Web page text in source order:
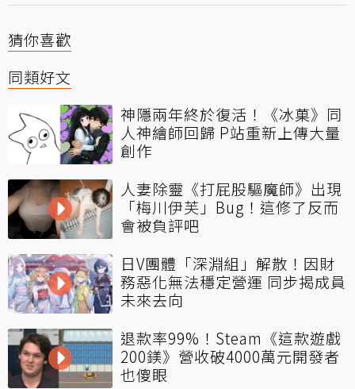
猜你喜歡
同類好文
神隱兩年終於復活！《冰菓》同
人神繪師回歸 P站重新上傳大量
創作
人妻除靈《打屁股驅魔師》出現
「梅川伊芙」Bug！這修了反而
會被負評吧
日V團體「深淵組」解散！因財
務惡化無法穩定營運 同步揭成員
未來去向
退款率99%！Steam《這款遊戲
200鎂》營收破4000萬元開發者
也傻眼